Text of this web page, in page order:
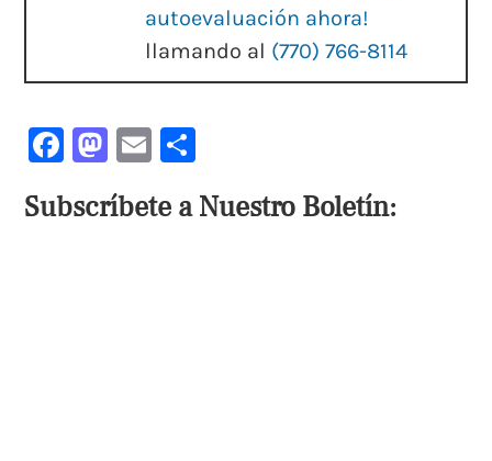
autoevaluación ahora!
llamando al (770) 766-8114
Facebook
Mastodon
Email
Subscríbete a Nuestro Boletín: